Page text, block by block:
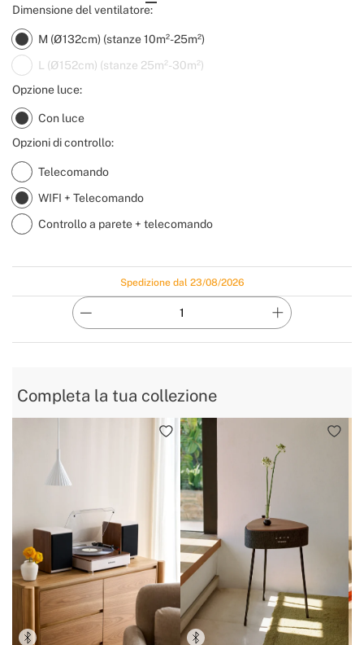
Dimensione del ventilatore:
M (Ø132cm) (stanze 10m²-25m²)
L (Ø152cm) (stanze 25m²-30m²)
Opzione luce:
Con luce
Opzioni di controllo:
Telecomando
WIFI + Telecomando
Controllo a parete + telecomando
Spedizione dal 23/08/2026
Completa la tua collezione